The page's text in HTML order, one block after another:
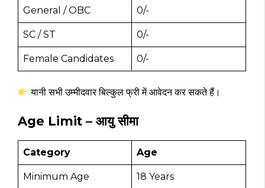
General / OBC ₹0/-
SC / ST ₹0/-
Female Candidates ₹0/-
यानी सभी उम्मीदवार बिल्कुल फ्री में आवेदन कर सकते हैं।
Age Limit – आयु सीमा
Category Age
Minimum Age 18 Years